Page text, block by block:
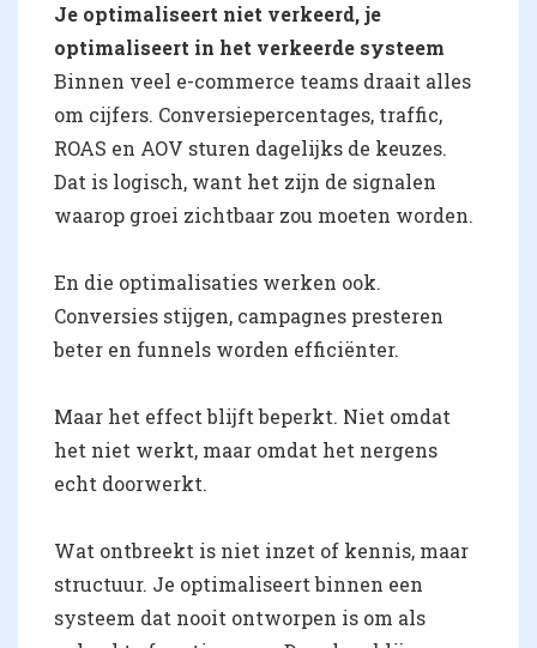
Je optimaliseert niet verkeerd, je
optimaliseert in het verkeerde systeem
Binnen veel e-commerce teams draait alles
om cijfers. Conversiepercentages, traffic,
ROAS en AOV sturen dagelijks de keuzes.
Dat is logisch, want het zijn de signalen
waarop groei zichtbaar zou moeten worden.
En die optimalisaties werken ook.
Conversies stijgen, campagnes presteren
beter en funnels worden efficiënter.
Maar het effect blijft beperkt. Niet omdat
het niet werkt, maar omdat het nergens
echt doorwerkt.
Wat ontbreekt is niet inzet of kennis, maar
structuur. Je optimaliseert binnen een
systeem dat nooit ontworpen is om als